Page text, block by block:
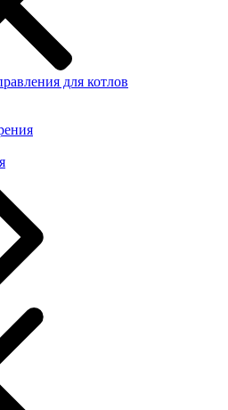
для котлов